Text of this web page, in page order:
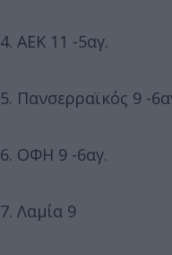
4. ΑΕΚ 11 -5αγ.
5. Πανσερραϊκός 9 -
6. ΟΦΗ 9 -6αγ.
7. Λαμία 9